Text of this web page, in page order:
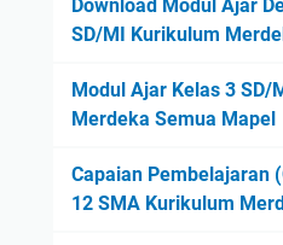
k
u
u
m
e
r
Download Modul Ajar
SD/MI Kurikulum
Modul Ajar Kelas 3 SD/
Merdeka Semua Mapel
Capaian Pembelajaran
12 SMA Kurikulum